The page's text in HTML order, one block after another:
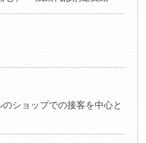
ショップでの接客を中心と